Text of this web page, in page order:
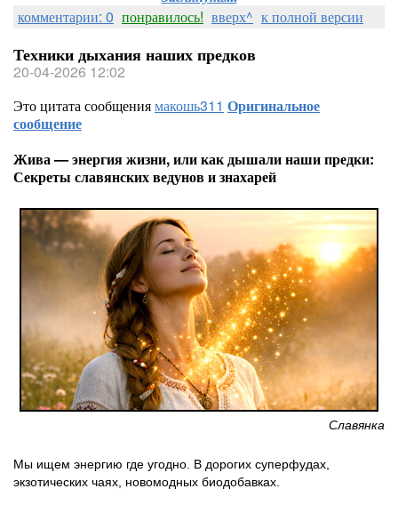
комментарии: 0 понравилось! вверх^ к полной версии
Техники дыхания наших предков
20-04-2026 12:02
Это цитата сообщениямакошь311 Оригинальное
сообщение
Жива — энергия жизни, или как дышали наши предки:
Секреты славянских ведунов и знахарей
Славянка
Мы ищем энергию где угодно. В дорогих суперфудах,
экзотических чаях, новомодных биодобавках.